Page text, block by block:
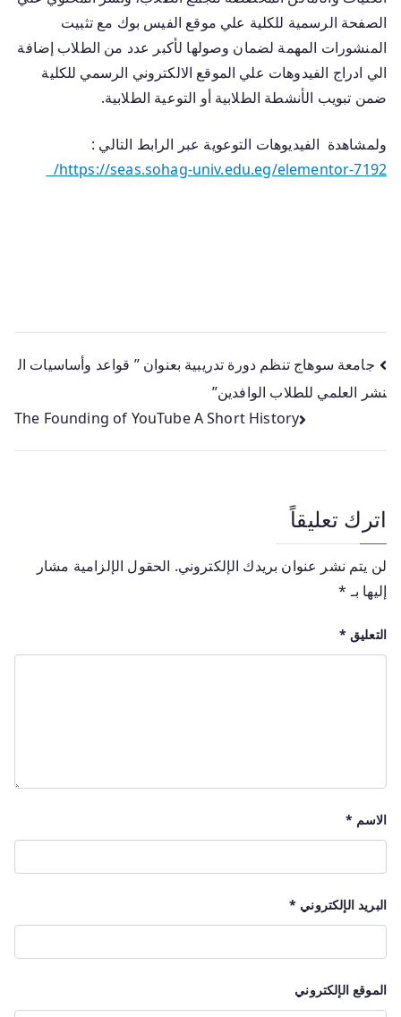
الصفحة الرسمية للكلية علي موقع الفيس بوك مع تثبيت
المنشورات المهمة لضمان وصولها لأكبر عدد من الطلاب إضافة
الي ادراج الفيدوهات علي الموقع الالكتروني الرسمي للكلية
ضمن تبويب الأنشطة الطلابية أو التوعية الطلابية.
ولمشاهدة الفيديوهات التوعوية عبر الرابط التالي :
https://seas.sohag-univ.edu.eg/elementor-7192/
جامعة سوهاج تنظم دورة تدريبية بعنوان ” قواعد وأساسيات ال
نشر العلمي للطلاب الوافدين”
The Founding of YouTube A Short History
اترك تعليقاً
لن يتم نشر عنوان بريدك الإلكتروني. الحقول الإلزامية مشار
إليها بـ *
التعليق *
الاسم *
البريد الإلكتروني *
الموقع الإلكتروني